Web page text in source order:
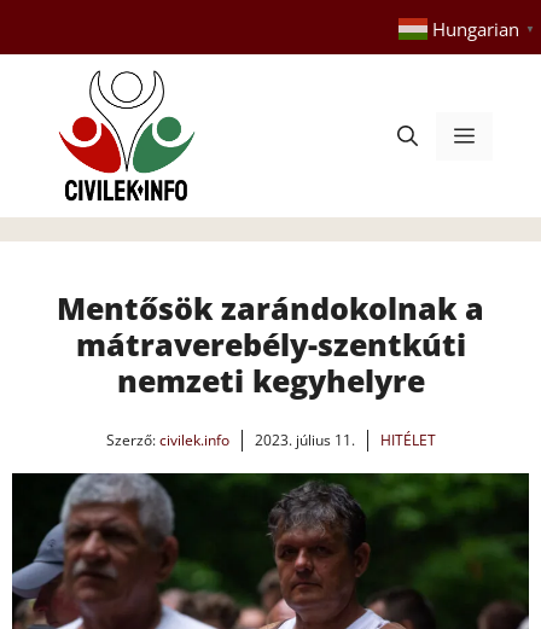
tartalomba
Hungarian ▼
Menü
Mentősök zarándokolnak a
mátraverebély-szentkúti
nemzeti kegyhelyre
Szerző:civilek.info 2023. július 11. HITÉLET